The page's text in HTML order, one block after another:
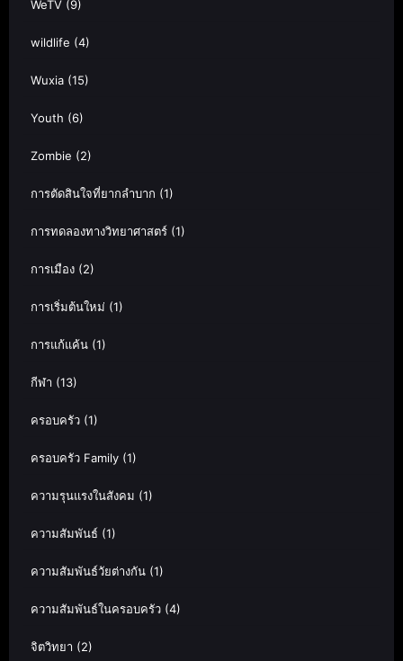
WeTV (9)
wildlife (4)
Wuxia (15)
Youth (6)
Zombie (2)
การตัดสินใจที่ยากลำบาก (1)
การทดลองทางวิทยาศาสตร์ (1)
การเมือง (2)
การเริ่มต้นใหม่ (1)
การแก้แค้น (1)
กีฬา (13)
ครอบครัว (1)
ครอบครัว Family (1)
ความรุนแรงในสังคม (1)
ความสัมพันธ์ (1)
ความสัมพันธ์วัยต่างกัน (1)
ความสัมพันธ์ในครอบครัว (4)
จิตวิทยา (2)